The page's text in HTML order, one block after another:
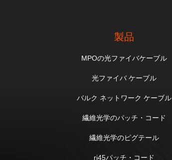
製品
MPOの光ファイバケーブル
光ファイバ ケーブル
バルク ネットワーク ケーブル
繊維光学のパッチ・コード
繊維光学のピグテール
rj45パッチ・コード